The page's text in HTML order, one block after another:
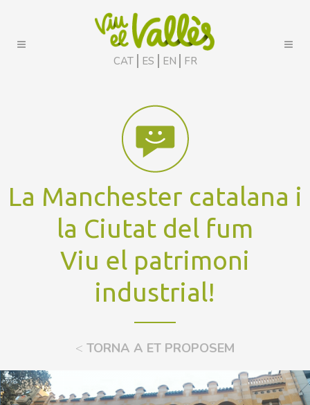
CAT ES EN FR
La Manchester catalana i
la Ciutat del fum
Viu el patrimoni
industrial!
< TORNA A ET PROPOSEM